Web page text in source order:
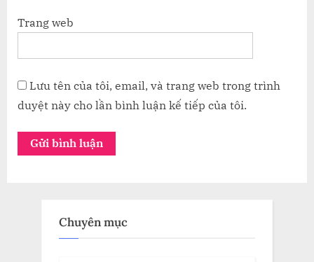
Trang web
Lưu tên của tôi, email, và trang web trong trình
duyệt này cho lần bình luận kế tiếp của tôi.
Chuyên mục